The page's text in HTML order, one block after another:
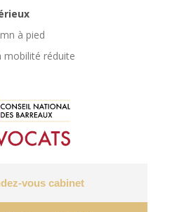
à pied
mobilité réduite
vous cabinet